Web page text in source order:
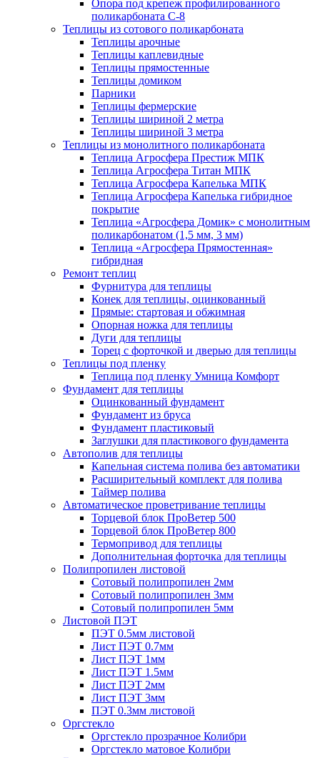
Опора под крепеж профилированного
поликарбоната С-8
Теплицы из сотового поликарбоната
Теплицы арочные
Теплицы каплевидные
Теплицы прямостенные
Теплицы домиком
Парники
Теплицы фермерские
Теплицы шириной 2 метра
Теплицы шириной 3 метра
Теплицы из монолитного поликарбоната
Теплица Агросфера Престиж МПК
Теплица Агросфера Титан МПК
Теплица Агросфера Капелька МПК
Теплица Агросфера Капелька гибридное
покрытие
Теплица «Агросфера Домик» с монолитным
поликарбонатом (1,5 мм, 3 мм)
Теплица «Агросфера Прямостенная»
гибридная
Ремонт теплиц
Фурнитура для теплицы
Конек для теплицы, оцинкованный
Прямые: стартовая и обжимная
Опорная ножка для теплицы
Дуги для теплицы
Торец с форточкой и дверью для теплицы
Теплицы под пленку
Теплица под пленку Умница Комфорт
Фундамент для теплицы
Оцинкованный фундамент
Фундамент из бруса
Фундамент пластиковый
Заглушки для пластикового фундамента
Автополив для теплицы
Капельная система полива без автоматики
Расширительный комплект для полива
Таймер полива
Автоматическое проветривание теплицы
Торцевой блок ПроВетер 500
Торцевой блок ПроВетер 800
Термопривод для теплицы
Дополнительная форточка для теплицы
Полипропилен листовой
Сотовый полипропилен 2мм
Сотовый полипропилен 3мм
Сотовый полипропилен 5мм
Листовой ПЭТ
ПЭТ 0.5мм листовой
Лист ПЭТ 0.7мм
Лист ПЭТ 1мм
Лист ПЭТ 1.5мм
Лист ПЭТ 2мм
Лист ПЭТ 3мм
ПЭТ 0.3мм листовой
Оргстекло
Оргстекло прозрачное Колибри
Оргстекло матовое Колибри